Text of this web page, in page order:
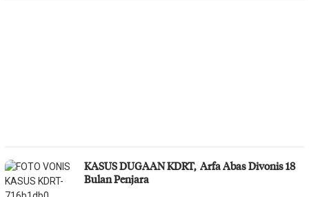
KASUS DUGAAN KDRT, Arfa Abas Divonis 18
Bulan Penjara